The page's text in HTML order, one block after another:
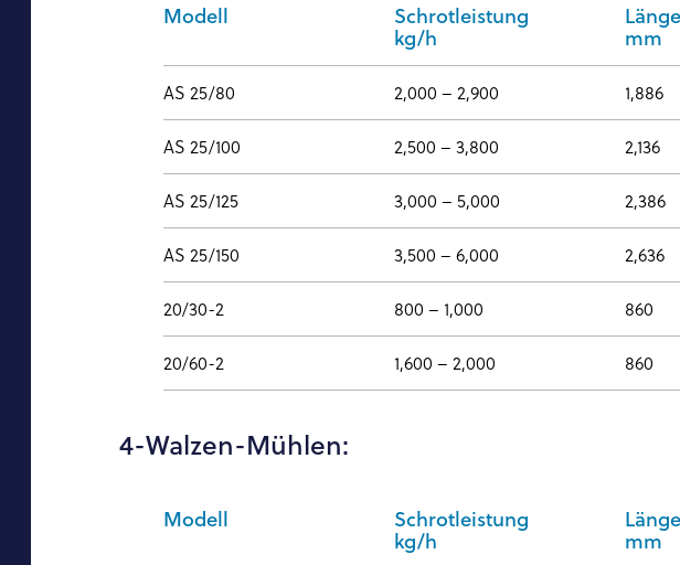
Modell Schrotleistung
kg/h
Länge
mm
AS 25/80 2,000 – 2,900 1,886
AS 25/100 2,500 – 3,800 2,136
AS 25/125 3,000 – 5,000 2,386
AS 25/150 3,500 – 6,000 2,636
20/30-2 800 – 1,000 860
20/60-2 1,600 – 2,000 860
4-Walzen-Mühlen:
Modell Schrotleistung
kg/h
Länge
mm